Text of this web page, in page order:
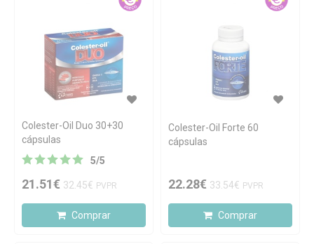
Colester-Oil Duo 30+30
cápsulas
5/5
21.51€ 32.45€ PVPR
Comprar
Colester-Oil Forte 60
cápsulas
22.28€ 33.54€ PVPR
Comprar